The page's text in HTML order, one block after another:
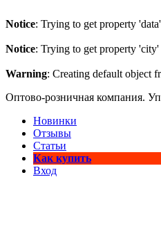
Notice: Trying to get property
Notice: Trying to get property
Warning: Creating default object
Оптово-розничная компания.
Новинки
Отзывы
Статьи
Как купить
Вход